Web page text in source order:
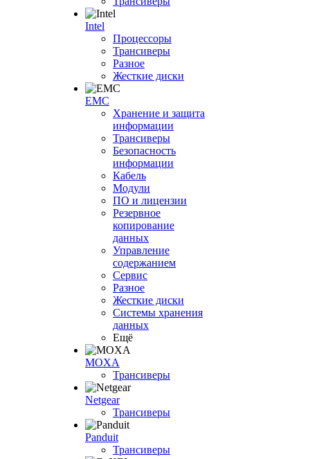
Intel
Процессоры
Трансиверы
Разное
Жесткие диски
EMC
Хранение и защита
информации
Трансиверы
Безопасность
информации
Кабель
Модули
ПО и лицензии
Резервное
копирование
данных
Управление
содержанием
Сервис
Разное
Жесткие диски
Системы хранения
данных
Ещё
MOXA
Трансиверы
Netgear
Трансиверы
Panduit
Трансиверы